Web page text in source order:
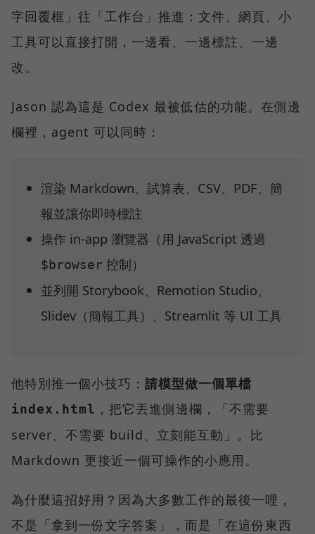
字回覆框」往「工作台」推進：文件、網頁、小
工具可以直接打開，一邊看、一邊標註、一邊
改。
Jason 認為這是 Codex 最被低估的功能。在側邊
欄裡，agent 可以同時：
渲染 Markdown、試算表、CSV、PDF、簡
報並讓你即時標註
操作 in-app 瀏覽器（用 JavaScript 透過
$browser 控制）
並列開 Storybook、Remotion Studio、
Slidev（簡報工具）、Streamlit 等 UI 工具
他特別推一個小技巧： 請模型做一個單檔
index.html ，把它丟進側邊欄，「不需要
server、不需要 build、立刻能互動」。比
Markdown 更接近一個可操作的小應用。
為什麼這招好用？因為大多數工作的最後一哩，
不是「拿到一份文字答案」，而是「在這份東西